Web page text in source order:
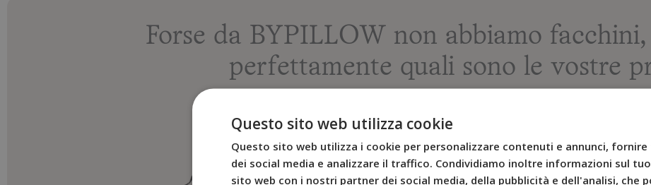
Forse da BYPILLOW non abbiamo
perfettamente quali sono le vostre
Servizi
Nessun parcheggio
Aria condizionata
Reception dalle 6:00
Questo sito web utilizza cookie
Questo sito web utilizza i cookie per personalizzare contenuti e annunci,
dei social media e analizzare il traffico. Condividiamo inoltre informazioni sul
sito web con i nostri partner dei social media, della pubblicità e dell'analisi, che